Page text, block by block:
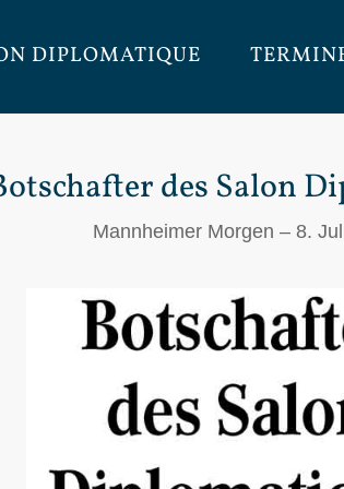
DIPLOMATIQUE
des Salon
Mannheimer Morgen – 8.